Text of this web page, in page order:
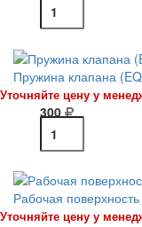
Пружина клапана
Уточняйте цену у
300
Рабочая
Уточняйте цену у